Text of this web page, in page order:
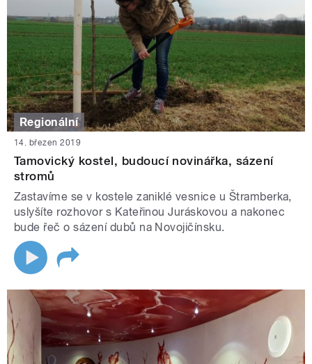
Regionální
14. březen 2019
Tamovický kostel, budoucí novinářka, sázení
stromů
Zastavíme se v kostele zaniklé vesnice u Štramberka,
uslyšíte rozhovor s Kateřinou Juráskovou a nakonec
bude řeč o sázení dubů na Novojičínsku.